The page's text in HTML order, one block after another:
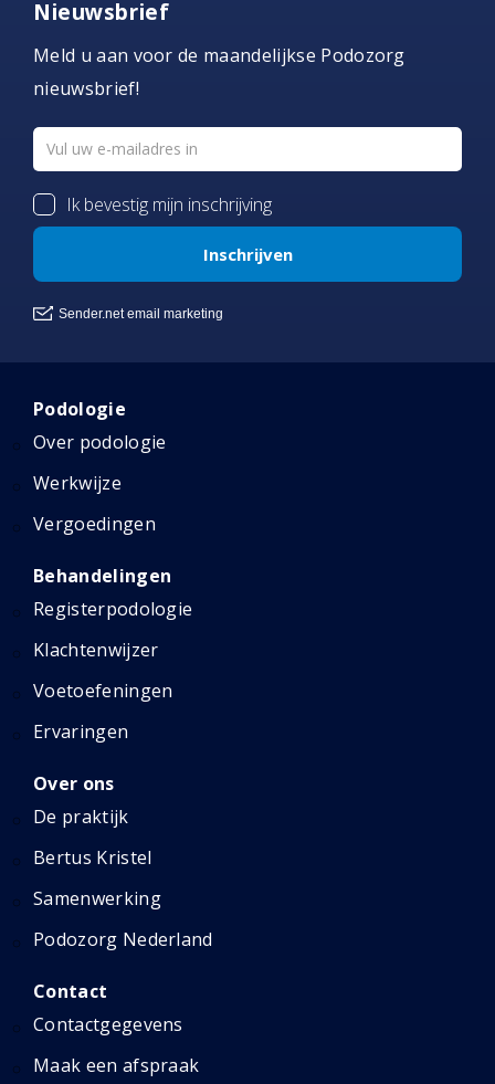
Nieuwsbrief
Meld u aan voor de maandelijkse Podozorg
nieuwsbrief!
Podologie
Over podologie
Werkwijze
Vergoedingen
Behandelingen
Registerpodologie
Klachtenwijzer
Voetoefeningen
Ervaringen
Over ons
De praktijk
Bertus Kristel
Samenwerking
Podozorg Nederland
Contact
Contactgegevens
Maak een afspraak